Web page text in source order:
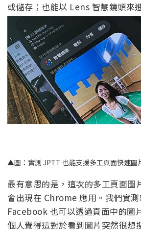
或儲存；也能以 Lens 智慧鏡頭來
▲圖：實測 JPTT 也能支援多工頁面快速圖
最有意思的是，這次的多工頁面圖
會出現在 Chrome 應用。我們實
Facebook 也可以透過頁面中的圖
個人覺得這對於看到圖片突然很想